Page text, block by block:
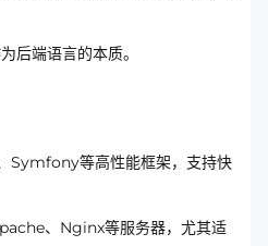
后端语言的本质。
Symfony等高性能框架，支持快
、Nginx等服务器，尤其适